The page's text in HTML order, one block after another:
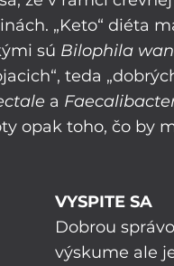
„Keto“ diéta
sú Bilophila
teda
a
opak toho, čo by
VYSPITE SA
Dobrou
výskume ale